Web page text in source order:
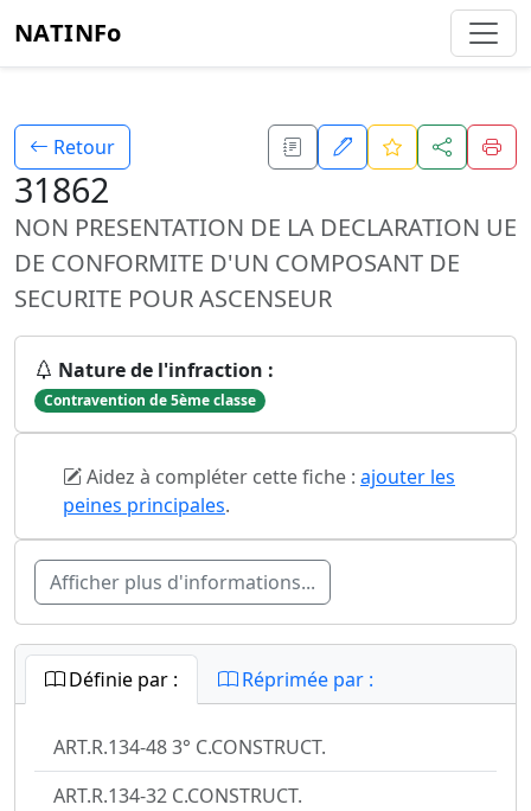
NATINFo
Retour
31862
NON PRESENTATION DE LA DECLARATION UE
DE CONFORMITE D'UN COMPOSANT DE
SECURITE POUR ASCENSEUR
Nature de l'infraction :
Contravention de 5ème classe
Aidez à compléter cette fiche : ajouter les
peines principales.
Afficher plus d'informations...
Définie par : Réprimée par :
ART.R.134-48 3° C.CONSTRUCT.
ART.R.134-32 C.CONSTRUCT.